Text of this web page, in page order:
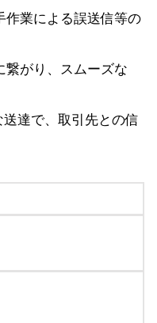
作業による誤送信等の
繋がり、スムーズな
達で、取引先との信